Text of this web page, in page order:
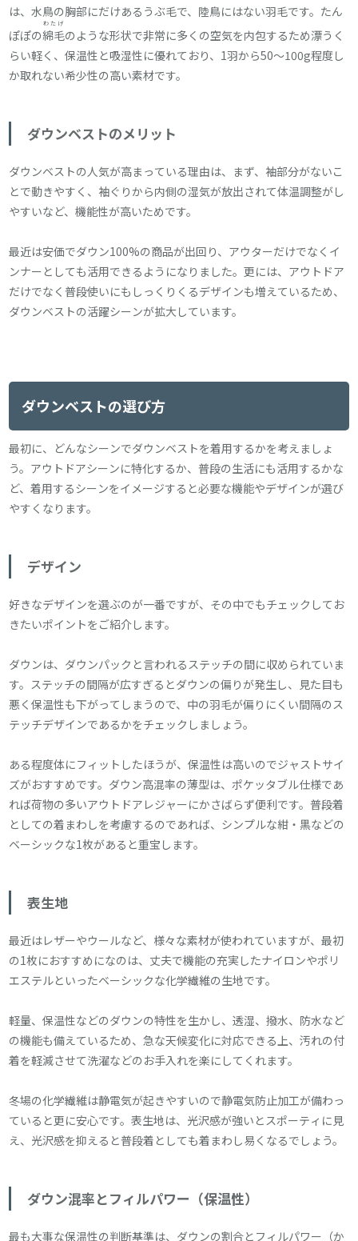
は、水鳥の胸部にだけあるうぶ毛で、陸鳥にはない羽毛です。たん
ぽぽの綿毛
わたげ
のような形状で非常に多くの空気を内包するため漂うく
らい軽く、保温性と吸湿性に優れており、1羽から50～100g程度し
か取れない希少性の高い素材です。
ダウンベストのメリット
ダウンベストの人気が高まっている理由は、まず、袖部分がないこ
とで動きやすく、袖ぐりから内側の湿気が放出されて体温調整がし
やすいなど、機能性が高いためです。
最近は安価でダウン100%の商品が出回り、アウターだけでなくイ
ンナーとしても活用できるようになりました。更には、アウトドア
だけでなく普段使いにもしっくりくるデザインも増えているため、
ダウンベストの活躍シーンが拡大しています。
ダウンベストの選び方
最初に、どんなシーンでダウンベストを着用するかを考えましょ
う。アウトドアシーンに特化するか、普段の生活にも活用するかな
ど、着用するシーンをイメージすると必要な機能やデザインが選び
やすくなります。
デザイン
好きなデザインを選ぶのが一番ですが、その中でもチェックしてお
きたいポイントをご紹介します。
ダウンは、ダウンパックと言われるステッチの間に収められていま
す。ステッチの間隔が広すぎるとダウンの偏りが発生し、見た目も
悪く保温性も下がってしまうので、中の羽毛が偏りにくい間隔のス
テッチデザインであるかをチェックしましょう。
ある程度体にフィットしたほうが、保温性は高いのでジャストサイ
ズがおすすめです。ダウン高混率の薄型は、ポケッタブル仕様であ
れば荷物の多いアウトドアレジャーにかさばらず便利です。普段着
としての着まわしを考慮するのであれば、シンプルな紺・黒などの
ベーシックな1枚があると重宝します。
表生地
最近はレザーやウールなど、様々な素材が使われていますが、最初
の1枚におすすめになのは、丈夫で機能の充実したナイロンやポリ
エステルといったベーシックな化学繊維の生地です。
軽量、保温性などのダウンの特性を生かし、透湿、撥水、防水など
の機能も備えているため、急な天候変化に対応できる上、汚れの付
着を軽減させて洗濯などのお手入れを楽にしてくれます。
冬場の化学繊維は静電気が起きやすいので静電気防止加工が備わっ
ていると更に安心です。表生地は、光沢感が強いとスポーティに見
え、光沢感を抑えると普段着としても着まわし易くなるでしょう。
ダウン混率とフィルパワー（保温性）
最も大事な保温性の判断基準は、ダウンの割合とフィルパワー（か